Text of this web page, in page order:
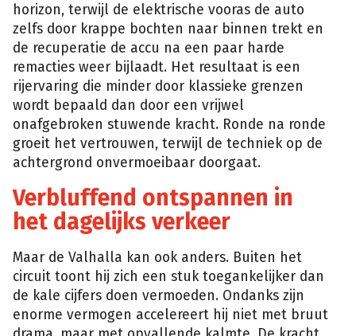
horizon, terwijl de elektrische vooras de auto
zelfs door krappe bochten naar binnen trekt en
de recuperatie de accu na een paar harde
remacties weer bijlaadt. Het resultaat is een
rijervaring die minder door klassieke grenzen
wordt bepaald dan door een vrijwel
onafgebroken stuwende kracht. Ronde na ronde
groeit het vertrouwen, terwijl de techniek op de
achtergrond onvermoeibaar doorgaat.
Verbluffend ontspannen in
het dagelijks verkeer
Maar de Valhalla kan ook anders. Buiten het
circuit toont hij zich een stuk toegankelijker dan
de kale cijfers doen vermoeden. Ondanks zijn
enorme vermogen accelereert hij niet met bruut